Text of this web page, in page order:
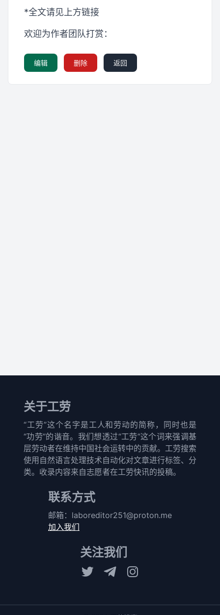
*全文请见上方链接
欢迎为作者团队打赏：
编辑 删除 返回
关于工劳
“工劳”这个名字是工人和劳动的简称，同时也是
“功劳”的谐音。我们想透过“工劳”这个词来强调基
层劳动者在维持中国社会运转中的贡献。工劳搜索
使用自然语言处理技术自动化对文章进行标签、分
类。收录内容来自志愿者在工劳快讯的投稿。
联系方式
邮箱： laboreditor251@proton.me
加入我们
关注我们